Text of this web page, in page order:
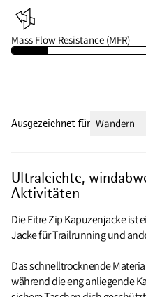
Mass Flow Resistance (MFR)
Ultraleichte,
Aktivitäten
Die Eitre Zip Kapuzenjacke
Jacke für Trailrunning und
Das schnelltrocknende
während die eng anliegende
Ausgezeichnet für Wandern